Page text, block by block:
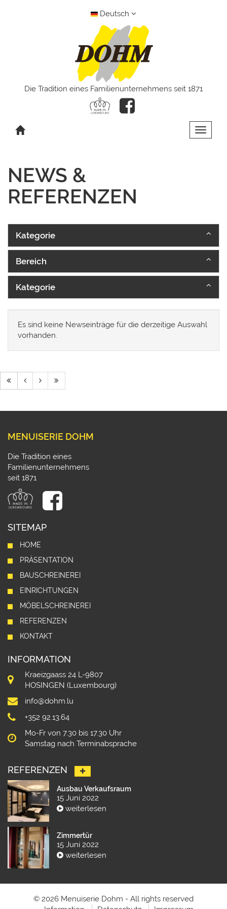
Deutsch
Die Tradition eines Familienunternehmens seit 1871
Toggle
NEWS &
REFERENZEN
Kategorie
Bereich
Kategorie
Es sind keine Newseinträge für die derzeitige Auswahl
vorhanden.
MENUISERIE DOHM
Die Tradition eines
Familienunternehmens
seit 1871
SITEMAP
HOME
PRÄSENTATION
BAUSCHREINEREI
EINRICHTUNGEN
MÖBELSCHREINEREI
REFERENZEN
KONTAKT
INFORMATION
Kraeizgaass 24 L-9807
HOSINGEN (Luxembourg)
info@dohm.lu
+352 92.13.64
Mo-Fr von 7.30 bis 17.30 Uhr
Samstag nach Terminabsprache
REFERENZEN
Ausbau Verkaufsraum
15 Juni 2022
weiterlesen
Zimmertür
15 Juni 2022
weiterlesen
© 2026 Menuiserie Dohm - All rights reserved